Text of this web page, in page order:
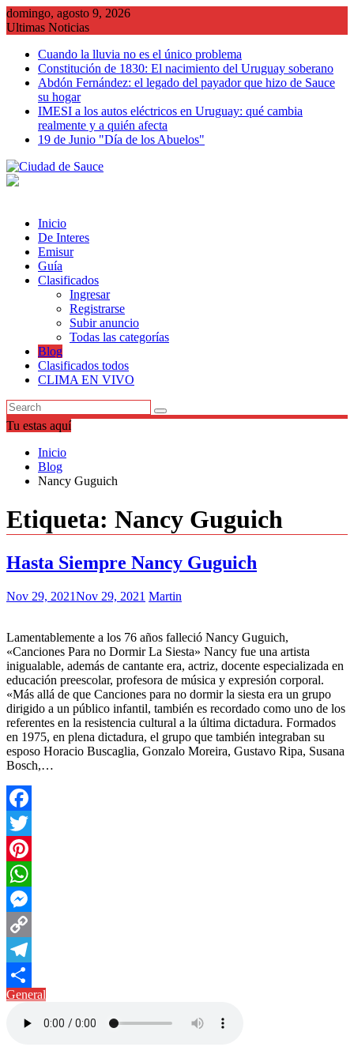
Saltar
al
domingo, agosto 9, 2026
Ultimas Noticias
Cuando la lluvia no es el único problema
Constitución de 1830: El nacimiento del Uruguay soberano
Abdón Fernández: el legado del payador que hizo de Sauce
su hogar
IMESI a los autos eléctricos en Uruguay: qué cambia
realmente y a quién afecta
19 de Junio "Día de los Abuelos"
Inicio
De Interes
Emisur
Guía
Clasificados
Ingresar
Registrarse
Subir anuncio
Todas las categorías
Blog
Clasificados todos
CLIMA EN VIVO
Tu estas aquí
Inicio
Blog
Nancy Guguich
Etiqueta: Nancy Guguich
Hasta Siempre Nancy Guguich
Nov 29, 2021Nov 29, 2021 Martin
Lamentablemente a los 76 años falleció Nancy Guguich,
«Canciones Para no Dormir La Siesta» Nancy fue una artista
inigualable, además de cantante era, actriz, docente especializada en
educación preescolar, profesora de música y expresión corporal.
«Más allá de que Canciones para no dormir la siesta era un grupo
dirigido a un público infantil, también es recordado como uno de los
referentes en la resistencia cultural a la última dictadura. Formados
en 1975, en plena dictadura, el grupo que también integraban su
esposo Horacio Buscaglia, Gonzalo Moreira, Gustavo Ripa, Susana
Bosch,…
Facebook
Twitter
Pinterest
WhatsApp
Messenger
Copy
Link
Telegram
Compartir
General